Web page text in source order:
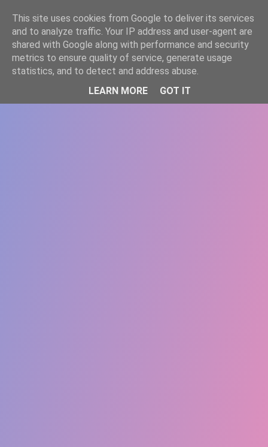
WWW.GAZISTI.RO
This site uses cookies from Google to deliver its services
and to analyze traffic. Your IP address and user-agent are
shared with Google along with performance and security
metrics to ensure quality of service, generate usage
statistics, and to detect and address abuse.
LEARN MORE
GOT IT